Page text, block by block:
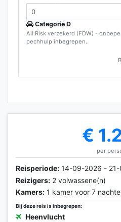
Categorie D
All Risk verzekerd (FDW) -
pechhulp inbegrepen.
€
per
Reisperiode: 14-09-2026 -
Reizigers: 2 volwassene(n)
Kamers: 1 kamer voor 7
Bij deze reis is inbegrepen:
Heenvlucht